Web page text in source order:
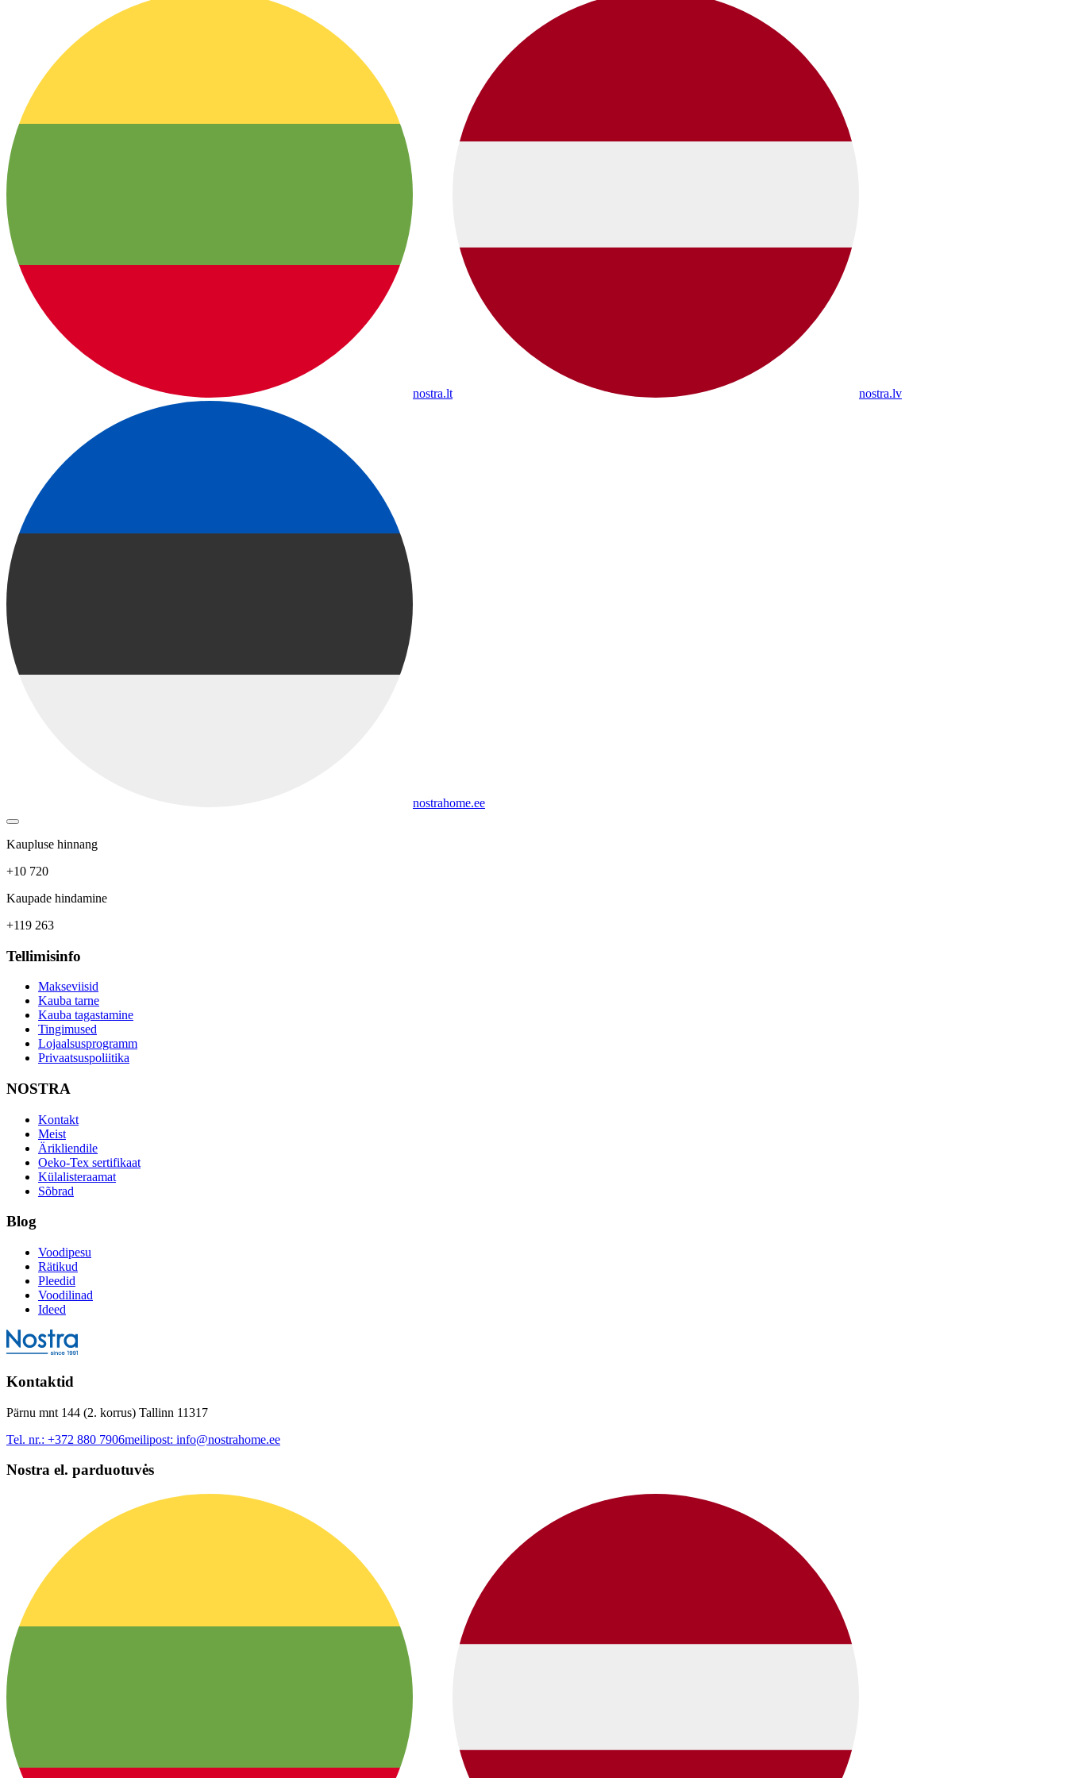
nostra.lt nostra.lv
nostrahome.ee
Kaupluse hinnang
+10 720
Kaupade hindamine
+119 263
Tellimisinfo
Makseviisid
Kauba tarne
Kauba tagastamine
Tingimused
Lojaalsusprogramm
Privaatsuspoliitika
NOSTRA
Kontakt
Meist
Ärikliendile
Oeko-Tex sertifikaat
Külalisteraamat
Sõbrad
Blog
Voodipesu
Rätikud
Pleedid
Voodilinad
Ideed
Kontaktid
Pärnu mnt 144 (2. korrus) Tallinn 11317
Tel. nr.: +372 880 7906meilipost: info@nostrahome.ee
Nostra el. parduotuvės